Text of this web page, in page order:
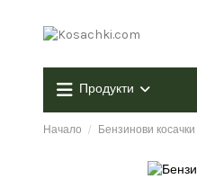
Продукти
Начало Бензинови